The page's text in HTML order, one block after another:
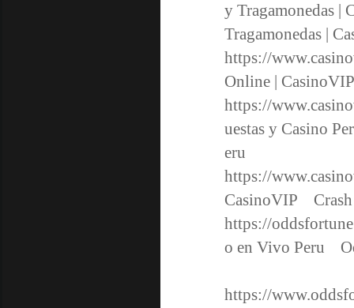
y Tragamonedas |
Tragamonedas |
https://
Online |
https://
uestas y Casino
eru
https://
CasinoVIP
https://
o en Vivo Peru
https://